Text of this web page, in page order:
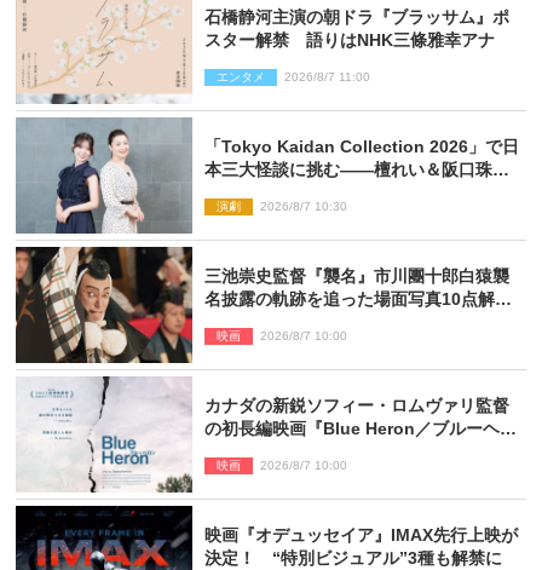
石橋静河主演の朝ドラ『ブラッサム』ポ
スター解禁 語りはNHK三條雅幸アナ
エンタメ 2026/8/7 11:00
「Tokyo Kaidan Collection 2026」で日
本三大怪談に挑む――檀れい＆阪口珠美
演劇 2026/8/7 10:30
三池崇史監督『襲名』市川團十郎白猿襲
名披露の軌跡を追った場面写真10点解
映画 2026/8/7 10:00
カナダの新鋭ソフィー・ロムヴァリ監督
の初長編映画『Blue Heron／ブルーヘロ
映画 2026/8/7 10:00
映画『オデュッセイア』IMAX先行上映が
決定！ “特別ビジュアル”3種も解禁に